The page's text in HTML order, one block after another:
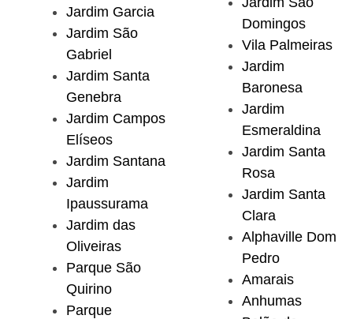
Jardim Garcia
Jardim São
Gabriel
Jardim Santa
Genebra
Jardim Campos
Elíseos
Jardim Santana
Jardim
Ipaussurama
Jardim das
Oliveiras
Parque São
Quirino
Parque
Domingos
Vila Palmeiras
Jardim
Baronesa
Jardim
Esmeraldina
Jardim Santa
Rosa
Jardim Santa
Clara
Alphaville Dom
Pedro
Amarais
Anhumas